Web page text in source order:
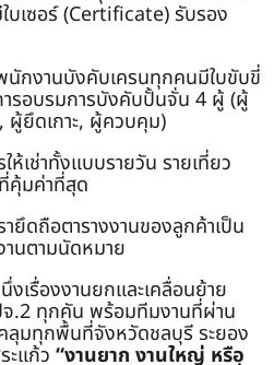
บเซอร์ (Certificate) รับรอง
นักงานบังคับเครนทุกคนมีใบขับขี่
ารอบรมการบังคับปั้นจั่น 4 ผู้ (ผู้
ยึดเกาะ, ผู้ควบคุม)
ห้เช่าทั้งแบบรายวัน รายเที่ยว
คุ้มค่าที่สุด
ายึดถือตารางงานของลูกค้าเป็น
นตามนัดหมาย
งเรื่องงานยกและเคลื่อนย้าย
จ.2 ทุกคัน พร้อมทีมงานที่ผ่าน
ลุมทุกพื้นที่จังหวัดชลบุรี ระยอง
ะแก้ว “งานยาก งานใหญ่ หรือ